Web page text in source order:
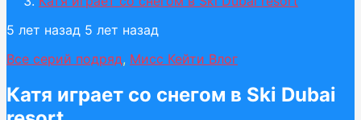
5 лет назад 5 лет назад
Все серий подряд, Мисс Кейти Влог
Катя играет со снегом в Ski Dubai